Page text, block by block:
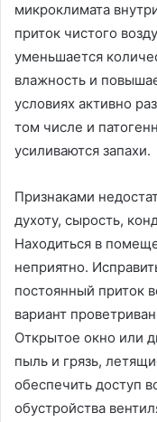
микроклимата
приток чистого
уменьшается
влажность и
условиях активно
том числе и
усиливаются запахи.
Признаками
духоту, сырость,
Находиться в
неприятно.
постоянный приток
вариант
Открытое окно или
пыль и грязь,
обеспечить доступ
обустройства